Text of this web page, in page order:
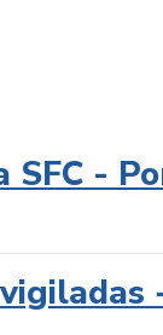
SFC -